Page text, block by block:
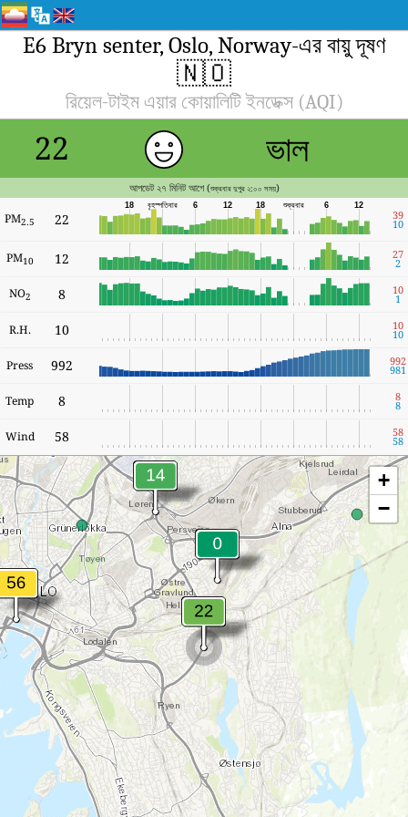
E6 Bryn senter, Oslo, Norway-এর বায়ু দূষণ
🇳🇴
রিয়েল-টাইম এয়ার কোয়ালিটি ইনডেক্স (AQI)
22 ভাল
আপডেট ২৭ মিনিট আগে (শুক্রবার দুপুর ২:০০ সময়)
PM2.5 22
12
6
শুক্রবার
18
12
6
বৃহস্পতিবার
18
39
10
PM10 12 27
2
NO2 8 10
1
R.H. 10 10
10
Press 992 992
981
Temp 8 8
8
Wind 58 58
58
+
−